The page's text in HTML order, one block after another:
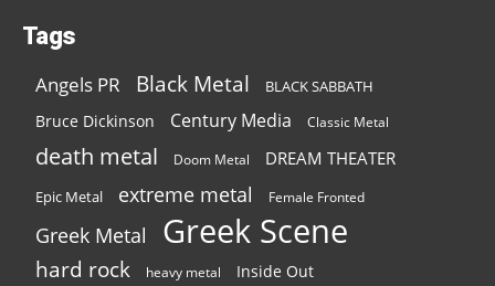
Tags
Angels PR Black Metal BLACK SABBATH
Bruce Dickinson Century Media Classic Metal
death metal Doom Metal DREAM THEATER
Epic Metal extreme metal Female Fronted
Greek Metal Greek Scene
hard rock heavy metal Inside Out